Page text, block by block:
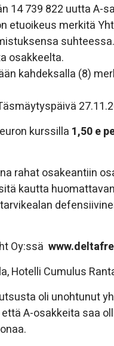
14 739 822 uutta A-
etuoikeus merkitä
suhteessa.
osakkeelta.
kahdeksalla (8)
kurssilla 1,50 e
rahat osakeantiin
kautta
Oy:ssä
Hotelli Cumulus
oli unohtunut
A-osakkeita saa